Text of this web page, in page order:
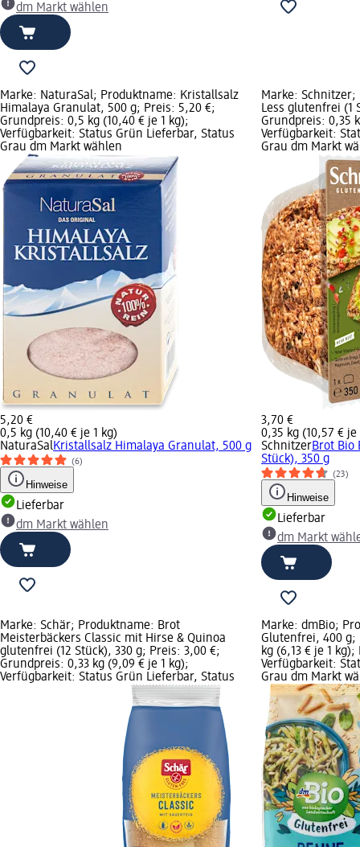
dm Markt wählen
Marke: NaturaSal; Produktname: Kristallsalz
Himalaya Granulat, 500 g; Preis: 5,20 €;
Grundpreis: 0,5 kg (10,40 € je 1 kg);
Verfügbarkeit: Status Grün Lieferbar, Status
Grau dm Markt wählen
5,20 €
0,5 kg (10,40 € je 1 kg)
NaturaSalKristallsalz Himalaya Granulat, 500 g
(6)
Hinweise
Lieferbar
dm Markt wählen
Marke: Schnitzer;
Less glutenfrei (1
Grundpreis: 0,35
Verfügbarkeit:
Grau dm Markt
3,70 €
0,35 kg (10,57 € je
SchnitzerBrot Bio
Stück), 350 g
(23)
Hinweise
Lieferbar
dm Markt
Marke: Schär; Produktname: Brot
Meisterbäckers Classic mit Hirse & Quinoa
glutenfrei (12 Stück), 330 g; Preis: 3,00 €;
Grundpreis: 0,33 kg (9,09 € je 1 kg);
Verfügbarkeit: Status Grün Lieferbar, Status
Marke: dmBio;
Glutenfrei, 400 g;
kg (6,13 € je 1
Verfügbarkeit:
Grau dm Markt